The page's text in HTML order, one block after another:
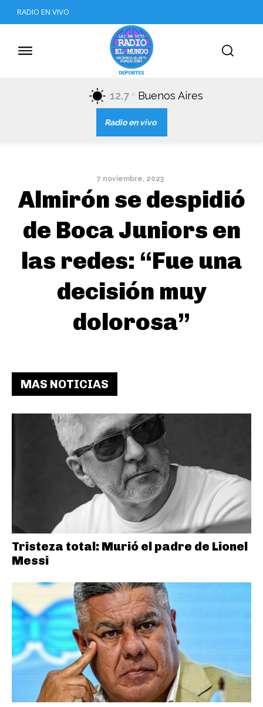
RADIO EN VIVO
12.7 C Buenos Aires
Radio en vivo
7 noviembre, 2023
Almirón se despidió
de Boca Juniors en
las redes: “Fue una
decisión muy
dolorosa”
MAS NOTICIAS
Tristeza total: Murió el padre de Lionel
Messi